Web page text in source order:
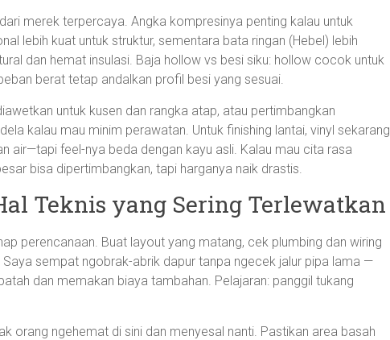
merek terpercaya. Angka kompresinya penting kalau untuk
lebih kuat untuk struktur, sementara bata ringan (Hebel) lebih
dan hemat insulasi. Baja hollow vs besi siku: hollow cocok untuk
berat tetap andalkan profil besi yang sesuai.
untuk kusen dan rangka atap, atau pertimbangkan
kalau mau minim perawatan. Untuk finishing lantai, vinyl sekarang
air—tapi feel-nya beda dengan kayu asli. Kalau mau cita rasa
bisa dipertimbangkan, tapi harganya naik drastis.
Teknis yang Sering Terlewatkan
perencanaan. Buat layout yang matang, cek plumbing dan wiring
sempat ngobrak-abrik dapur tanpa ngecek jalur pipa lama —
dan memakan biaya tambahan. Pelajaran: panggil tukang
orang ngehemat di sini dan menyesal nanti. Pastikan area basah